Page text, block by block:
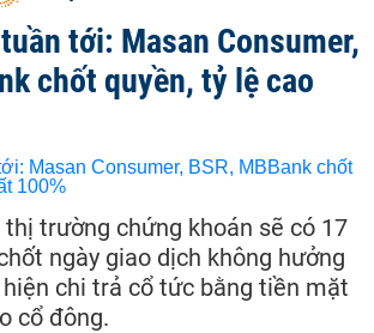
tới: Masan Consumer,
chốt quyền, tỷ lệ cao
trường chứng khoán sẽ có 17
ngày giao dịch không hưởng
chi trả cổ tức bằng tiền mặt
cổ đông.